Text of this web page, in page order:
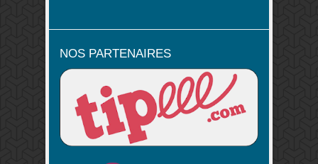
NOS PARTENAIRES